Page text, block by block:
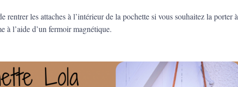
rentrer les attaches à l’intérieur de la pochette si vous souhaitez la porter à
à l’aide d’un fermoir magnétique.